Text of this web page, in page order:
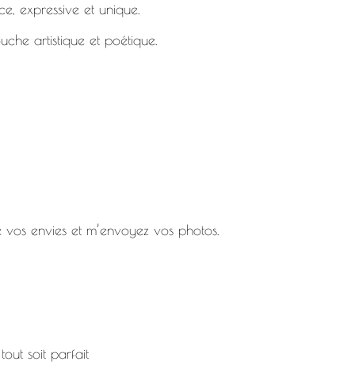
expressive et unique.
artistique et poétique.
envies et m’envoyez vos photos.
soit parfait